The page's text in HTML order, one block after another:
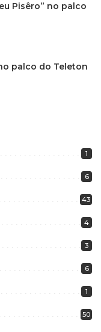
Pisêro” no palco
palco do Teleton
1
6
43
4
3
6
1
50